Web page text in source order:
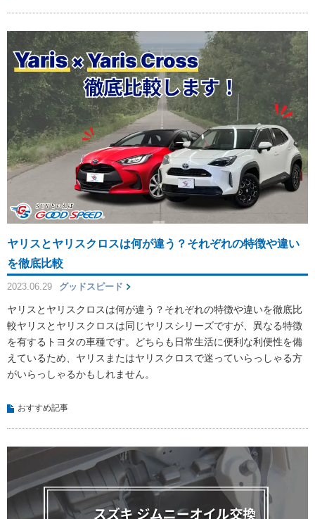
ヤリスとヤリスクロスは何が違う？それぞれの特徴や違い
を徹底比較
2023.06.29 グッドスピード
ヤリスとヤリスクロスは何が違う？それぞれの特徴や違いを徹底比
較ヤリスとヤリスクロスは同じヤリスシリーズですが、異なる特徴
を有するトヨタの車種です。どちらも日常生活に便利な利便性を備
えているため、ヤリスまたはヤリスクロスで迷っていらっしゃる方
がいらっしゃるかもしれません。
おすすめ記事